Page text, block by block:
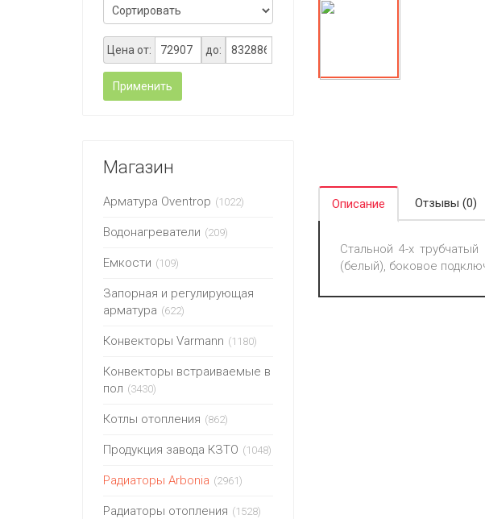
Цена от: до:
Применить
Магазин
Арматура Oventrop (1022)
Водонагреватели (209)
Емкости (109)
Запорная и регулирующая
арматура (622)
Конвекторы Varmann (1180)
Конвекторы встраиваемые в
пол (3430)
Котлы отопления (862)
Продукция завода КЗТО (1048)
Радиаторы Arbonia (2961)
Радиаторы отопления (1528)
Описание Отзывы (0)
Стальной 4-х
(белый), боковое